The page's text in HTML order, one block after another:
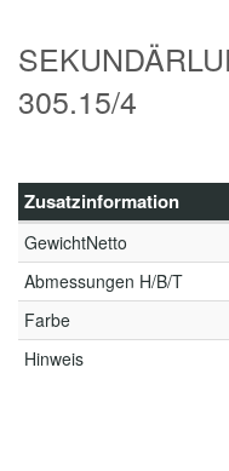
305.15/4
Zusatzinformation
GewichtNetto
Abmessungen H/B/T
Farbe
Hinweis